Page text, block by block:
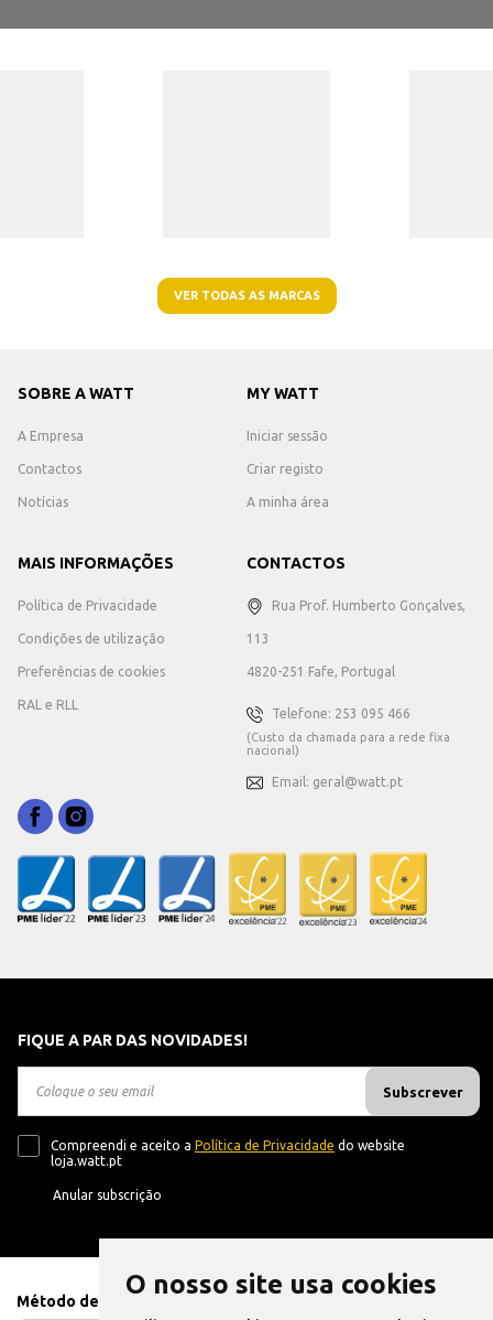
O nosso site usa cookies
VER TODAS AS MARCAS
SOBRE A WATT
A Empresa
Contactos
Notícias
MY WATT
Iniciar sessão
Criar registo
A minha área
MAIS INFORMAÇÕES
Política de Privacidade
Condições de utilização
Preferências de cookies
RAL e RLL
CONTACTOS
Rua Prof. Humberto Gonçalves,
113
4820-251 Fafe, Portugal
Telefone: 253 095 466
(Custo da chamada para a rede fixa
nacional)
Email: geral@watt.pt
FIQUE A PAR DAS NOVIDADES!
Subscrever
Compreendi e aceito a Política de Privacidade do website
loja.watt.pt
Anular subscrição
Método de Pagamento